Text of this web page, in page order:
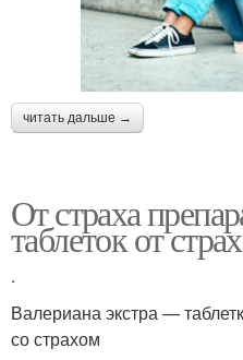
читать дальше →
От страха
таблеток от
.
Валериана экстра —
со страхом